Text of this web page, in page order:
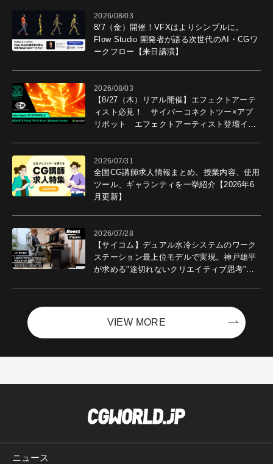
2026/08/03
8/7（金）開催！VFXはよりシンプルに。
Flow Studio 開発者が語る次世代のAI・CGワ
ークフロー【来日講演】
2026/08/03
【8/27（木）リアル開催】エフェクトアーテ
ィスト必見！ サイバーコネクトツー×アプ
リボット エフェクトアーティスト登壇イベ
2026/07/31
全国CG講師求人情報まとめ。授業内容、使用
ツール、ギャランティを一挙紹介【2026年6
月更新】
2026/07/28
【サイコム】デュアル水冷システムのワーク
ステーション最上位モデルで実現。神戸雄平
が求める"途切れないクリエイティブ思考"｜
VIEW MORE
ニュース